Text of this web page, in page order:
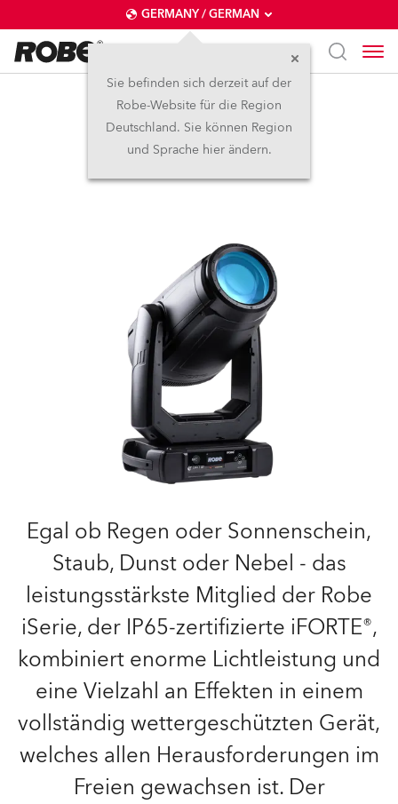
GERMANY / GERMAN
Sie befinden sich derzeit auf der
Robe-Website für die Region
Deutschland. Sie können Region
und Sprache hier ändern.
iFORTE®
IP65
Egal ob Regen oder Sonnenschein,
Staub, Dunst oder Nebel - das
leistungsstärkste Mitglied der Robe
iSerie, der IP65-zertifizierte iFORTE®,
kombiniert enorme Lichtleistung und
eine Vielzahl an Effekten in einem
vollständig wettergeschützten Gerät,
welches allen Herausforderungen im
Freien gewachsen ist. Der